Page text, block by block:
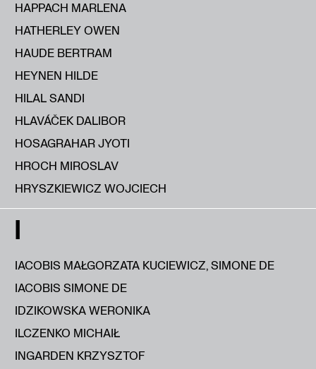
HAPPACH MARLENA
HATHERLEY OWEN
HAUDE BERTRAM
HEYNEN HILDE
HILAL SANDI
HLAVÁČEK DALIBOR
HOSAGRAHAR JYOTI
HROCH MIROSLAV
HRYSZKIEWICZ WOJCIECH
I
IACOBIS MAŁGORZATA KUCIEWICZ, SIMONE DE
IACOBIS SIMONE DE
IDZIKOWSKA WERONIKA
ILCZENKO MICHAIŁ
INGARDEN KRZYSZTOF